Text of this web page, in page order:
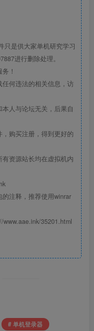
只是供大家单机研究学习
进行删除处理。
！
何违法的相关信息，访
人与论坛无关，后果自
购买注册，得到更好的
资源站长均在虚拟机内
注释，推荐使用winrar
35201.html
# 单机登录器